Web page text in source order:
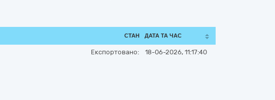
СТАН ДАТА ТА ЧАС
Експортовано: 18-06-2026, 11:17:40